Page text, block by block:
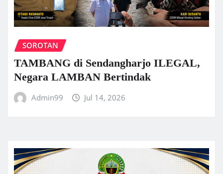
SOROTAN
TAMBANG di Sendangharjo ILEGAL,
Negara LAMBAN Bertindak
Admin99 Jul 14, 2026